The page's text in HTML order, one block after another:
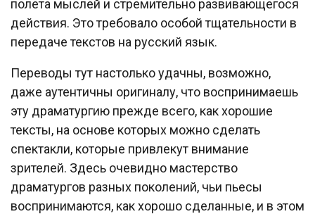
полета мыслей и стремительно развивающегося
действия. Это требовало особой тщательности в
передаче текстов на русский язык.
Переводы тут настолько удачны, возможно,
даже аутентичны оригиналу, что воспринимаешь
эту драматургию прежде всего, как хорошие
тексты, на основе которых можно сделать
спектакли, которые привлекут внимание
зрителей. Здесь очевидно мастерство
драматургов разных поколений, чьи пьесы
воспринимаются, как хорошо сделанные, и в этом